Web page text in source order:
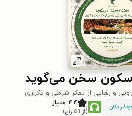
سخن می‌گوید
و رهایی از تفکر شرطی و تکراری
رایگان
۴.۴ امتیاز
(از ۵۹ رأی)